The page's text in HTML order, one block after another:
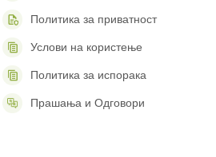
Политика за приватност
Услови на користење
Политика за испорака
Прашања и Одговори